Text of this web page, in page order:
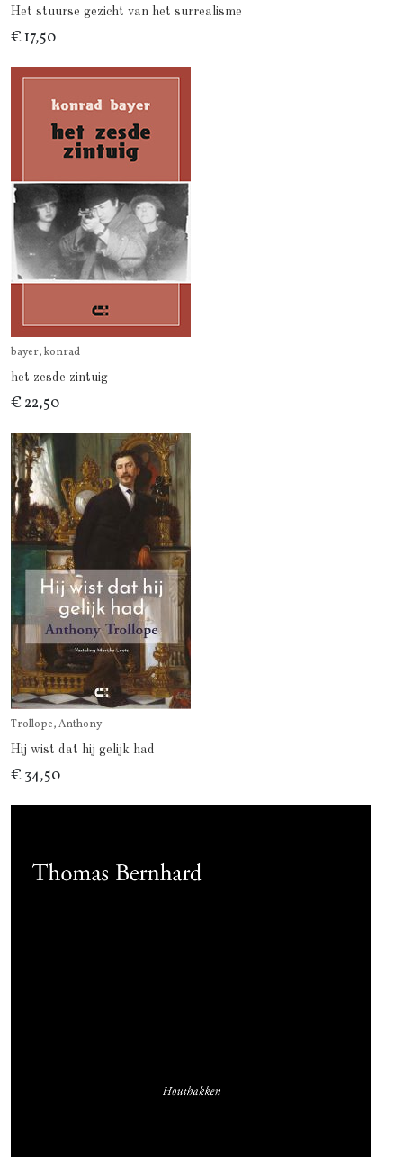
Het stuurse gezicht van het surrealisme
€ 17,50
bayer, konrad
het zesde zintuig
€ 22,50
Trollope, Anthony
Hij wist dat hij gelijk had
€ 34,50